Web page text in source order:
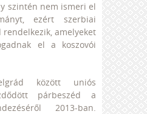
szintén nem ismeri el
ezért szerbiai
amelyeket
el a koszovói
között uniós
párbeszéd a
2013-ban.